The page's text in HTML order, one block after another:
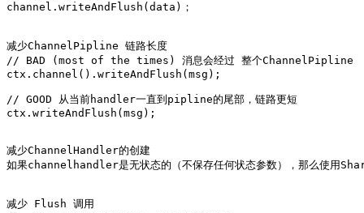
channel.writeAndFlush(data)；
减少ChannelPipline 链路长度
// BAD (most of the times) 消息会经过 整个ChannelPipline
ctx.channel().writeAndFlush(msg);
// GOOD 从当前handler一直到pipline的尾部，链路更短
ctx.writeAndFlush(msg);
减少ChannelHandler的创建
如果channelhandler是无状态的（不保存任何状态参数），那么使用
减少 Flush 调用